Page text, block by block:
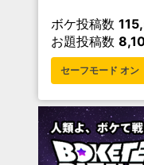
ボケ投稿数
お題投稿数
セーフモード オン